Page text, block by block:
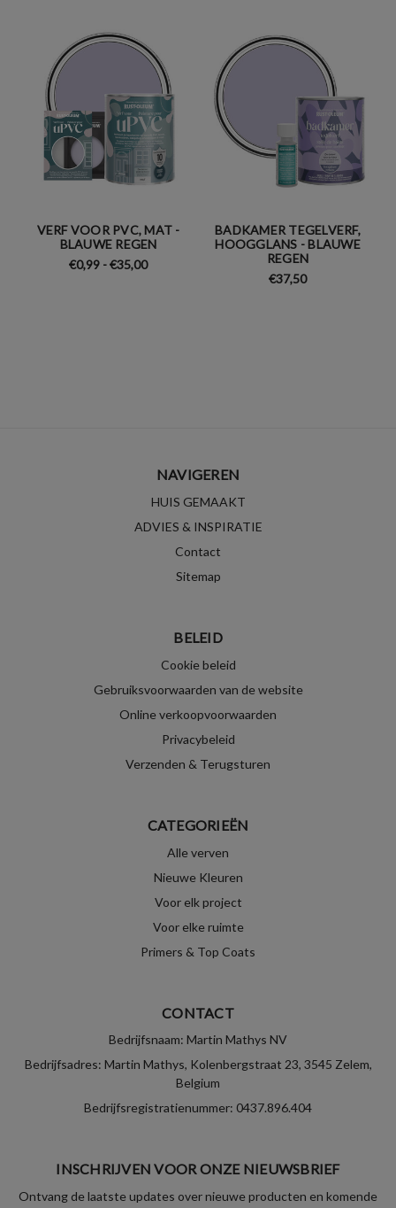
VERF VOOR PVC, MAT -
BLAUWE REGEN
€0,99 - €35,00
BADKAMER TEGELVERF,
HOOGGLANS - BLAUWE
REGEN
€37,50
NAVIGEREN
HUIS GEMAAKT
ADVIES & INSPIRATIE
Contact
Sitemap
BELEID
Cookie beleid
Gebruiksvoorwaarden van de website
Online verkoopvoorwaarden
Privacybeleid
Verzenden & Terugsturen
CATEGORIEËN
Alle verven
Nieuwe Kleuren
Voor elk project
Voor elke ruimte
Primers & Top Coats
CONTACT
Bedrijfsnaam: Martin Mathys NV
Bedrijfsadres: Martin Mathys, Kolenbergstraat 23, 3545 Zelem,
Belgium
Bedrijfsregistratienummer: 0437.896.404
INSCHRIJVEN VOOR ONZE NIEUWSBRIEF
Ontvang de laatste updates over nieuwe producten en komende